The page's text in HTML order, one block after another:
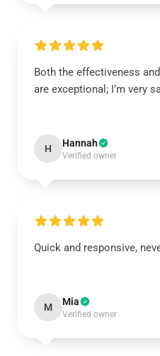
Both the effectiveness
are exceptional; I’m very
H Hannah
Verified owner
Quick and responsive,
M Mia
Verified owner